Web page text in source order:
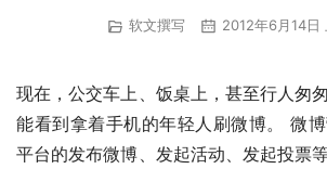
软文撰写 2012年6月14日
现在，公交车上、饭桌上，甚至行人匆
能看到拿着手机的年轻人刷微博。 微
平台的发布微博、发起活动、发起投票